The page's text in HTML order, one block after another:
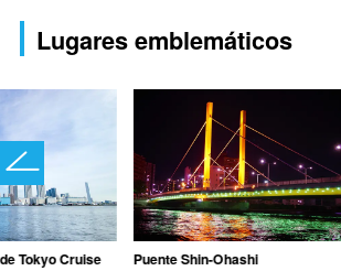
Lugares emblemáticos
Tokyo Cruise Puente Shin-Ohashi